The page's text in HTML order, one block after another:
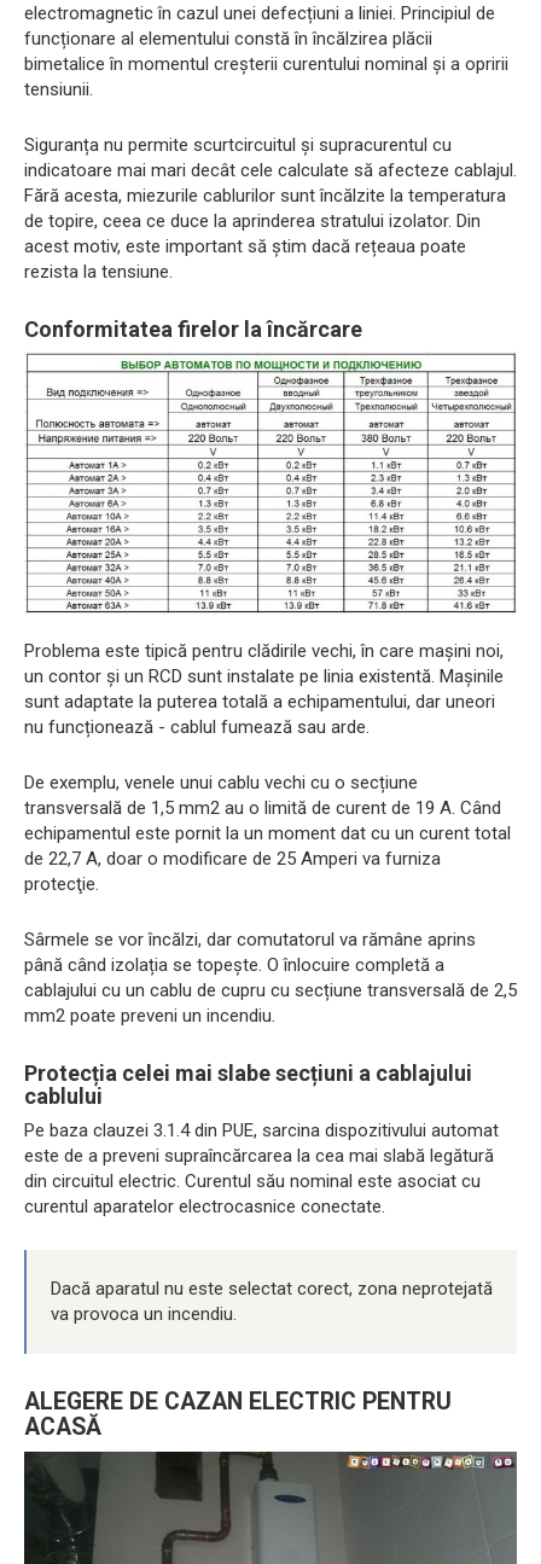
electromagnetic în cazul unei defecțiuni a liniei. Principiul de
funcționare al elementului constă în încălzirea plăcii
bimetalice în momentul creșterii curentului nominal și a opririi
tensiunii.
Siguranța nu permite scurtcircuitul și supracurentul cu
indicatoare mai mari decât cele calculate să afecteze cablajul.
Fără acesta, miezurile cablurilor sunt încălzite la temperatura
de topire, ceea ce duce la aprinderea stratului izolator. Din
acest motiv, este important să știm dacă rețeaua poate
rezista la tensiune.
Conformitatea firelor la încărcare
Problema este tipică pentru clădirile vechi, în care mașini noi,
un contor și un RCD sunt instalate pe linia existentă. Mașinile
sunt adaptate la puterea totală a echipamentului, dar uneori
nu funcționează - cablul fumează sau arde.
De exemplu, venele unui cablu vechi cu o secțiune
transversală de 1,5 mm2 au o limită de curent de 19 A. Când
echipamentul este pornit la un moment dat cu un curent total
de 22,7 A, doar o modificare de 25 Amperi va furniza
protecţie.
Sârmele se vor încălzi, dar comutatorul va rămâne aprins
până când izolația se topește. O înlocuire completă a
cablajului cu un cablu de cupru cu secțiune transversală de 2,5
mm2 poate preveni un incendiu.
Protecția celei mai slabe secțiuni a cablajului
cablului
Pe baza clauzei 3.1.4 din PUE, sarcina dispozitivului automat
este de a preveni supraîncărcarea la cea mai slabă legătură
din circuitul electric. Curentul său nominal este asociat cu
curentul aparatelor electrocasnice conectate.
Dacă aparatul nu este selectat corect, zona neprotejată
va provoca un incendiu.
ALEGERE DE CAZAN ELECTRIC PENTRU
ACASĂ